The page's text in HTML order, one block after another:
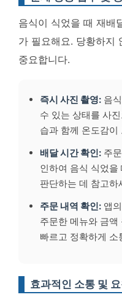
음식이 식었을 때 재배
가 필요해요. 당황하지
중요합니다.
즉시 사진 촬영: 음
수 있는 상태를 사
습과 함께 온도감
배달 시간 확인: 주
인하여 음식 식었을
판단하는 데 참고하
주문 내역 확인: 앱
주문한 메뉴와 금
빠르고 정확하게 소
효과적인 소통 및